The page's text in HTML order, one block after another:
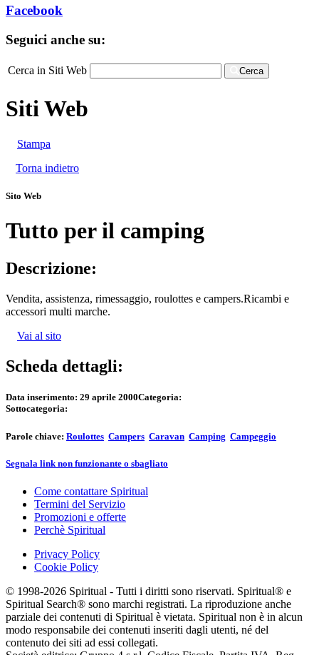
Facebook
Seguici anche su:
Cerca in Siti Web Cerca
Siti Web
Stampa
Torna indietro
Sito Web
Tutto per il camping
Descrizione:
Vendita, assistenza, rimessaggio, roulottes e campers.Ricambi e
accessori multi marche.
Vai al sito
Scheda dettagli:
Data inserimento: 29 aprile 2000Categoria:
Sottocategoria:
Parole chiave: Roulottes Campers Caravan Camping Campeggio
Segnala link non funzionante o sbagliato
Come contattare Spiritual
Termini del Servizio
Promozioni e offerte
Perchè Spiritual
Privacy Policy
Cookie Policy
© 1998-2026 Spiritual - Tutti i diritti sono riservati. Spiritual® e
Spiritual Search® sono marchi registrati. La riproduzione anche
parziale dei contenuti di Spiritual è vietata. Spiritual non è in alcun
modo responsabile dei contenuti inseriti dagli utenti, né del
contenuto dei siti ad essi collegati.